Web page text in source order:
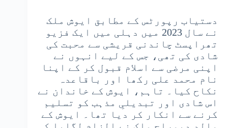
دستیاب رپورٹس کے مطابق ایوش ملک
نے سال 2023 میں دہلی میں ایک فزیو
تھراپسٹ چاندنی قریشی سے محبت کی
شادی کی تھی، جس کے لیے انہوں نے
اپنی مرضی سے اسلام قبول کر کے اپنا
نام محمد علی رکھا اور باقاعدہ
نکاح کیا۔ تاہم، ایوش کے خاندان نے
اس شادی اور تبدیلیِ مذہب کو تسلیم
کرنے سے انکار کر دیا تھا۔ ایوش کے